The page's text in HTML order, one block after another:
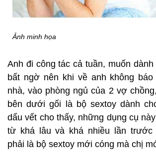
Ảnh minh họa
Anh đi công tác cả tuần, muốn
bất ngờ nên khi về anh không
nhà, vào phòng ngủ của 2 vợ
bên dưới gối là bộ sextoy dành
dấu vết cho thấy, những dụng cụ
từ khá lâu và khá nhiều lần trước
phải là bộ sextoy mới cóng mà chị